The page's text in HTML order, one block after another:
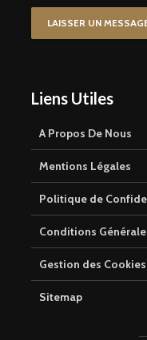
LAISSER UN
Liens Utiles
A Propos De Nous
Mentions Légales
Politique de
Conditions
Gestion des Cookies
Sitemap